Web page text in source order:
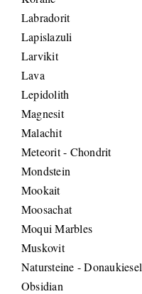
Labradorit
Lapislazuli
Larvikit
Lava
Lepidolith
Magnesit
Malachit
Meteorit - Chondrit
Mondstein
Mookait
Moosachat
Moqui Marbles
Muskovit
Natursteine - Donaukiesel
Obsidian